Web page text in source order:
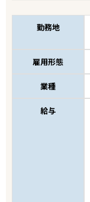
勤務地
雇用形態
業種
給与